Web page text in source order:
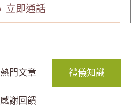
立即通話
熱門文章 禮儀知識
感謝回饋